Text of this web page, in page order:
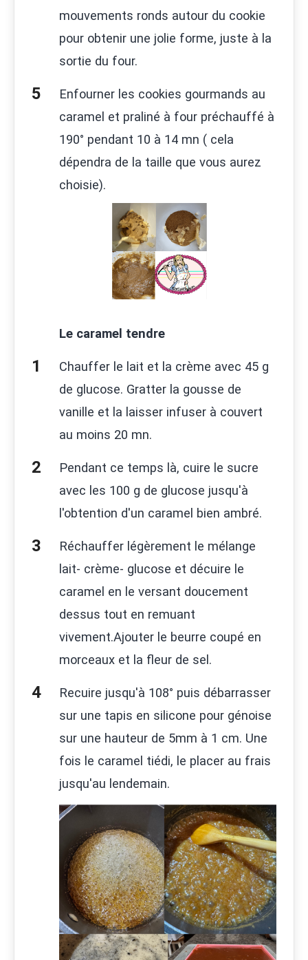
mouvements ronds autour du cookie
pour obtenir une jolie forme, juste à la
sortie du four.
Enfourner les cookies gourmands au
caramel et praliné à four préchauffé à
190° pendant 10 à 14 mn ( cela
dépendra de la taille que vous aurez
choisie).
Le caramel tendre
Chauffer le lait et la crème avec 45 g
de glucose. Gratter la gousse de
vanille et la laisser infuser à couvert
au moins 20 mn.
Pendant ce temps là, cuire le sucre
avec les 100 g de glucose jusqu'à
l'obtention d'un caramel bien ambré.
Réchauffer légèrement le mélange
lait- crème- glucose et décuire le
caramel en le versant doucement
dessus tout en remuant
vivement.Ajouter le beurre coupé en
morceaux et la fleur de sel.
Recuire jusqu'à 108° puis débarrasser
sur une tapis en silicone pour génoise
sur une hauteur de 5mm à 1 cm. Une
fois le caramel tiédi, le placer au frais
jusqu'au lendemain.